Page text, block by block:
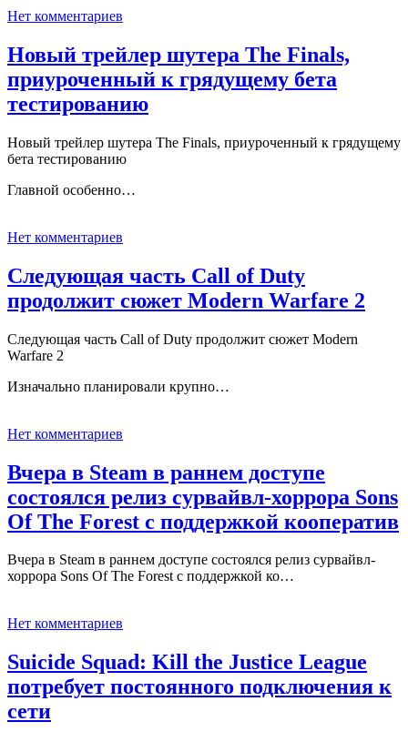
Нет комментариев
Новый трейлер шутера The Finals,
приуроченный к грядущему бета
тестированию
Новый трейлер шутера The Finals, приуроченный к грядущему
бета тестированию
Главной особенно…
Нет комментариев
Следующая часть Call of Duty
продолжит сюжет Modern Warfare 2
Следующая часть Call of Duty продолжит сюжет Modern
Warfare 2
Изначально планировали крупно…
Нет комментариев
Вчера в Steam в раннем доступе
состоялся релиз сурвайвл-хоррора Sons
Of The Forest с поддержкой кооператив
Вчера в Steam в раннем доступе состоялся релиз сурвайвл-
хоррора Sons Of The Forest с поддержкой ко…
Нет комментариев
Suicide Squad: Kill the Justice League
потребует постоянного подключения к
сети